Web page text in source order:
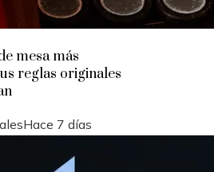
mesa más
reglas originales
Hace 7 días